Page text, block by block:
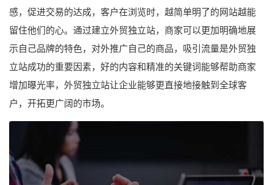
感，促进交易的达成，客户在浏览时，越简单明了的网站越能
留住他们的心。通过建立外贸独立站，商家可以更加明确地展
示自己品牌的特色，对外推广自己的商品，吸引流量是外贸独
立站成功的重要因素，好的内容和精准的关键词能够帮助商家
增加曝光率，外贸独立站让企业能够更直接地接触到全球客
户，开拓更广阔的市场。